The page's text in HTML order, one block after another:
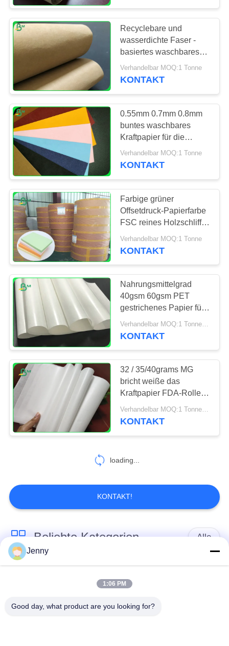
Offsetdruckpapier
Glanz-
Kunstdruckpapier
398
Unbeschichtetes
Papier Woodfree
261
SBS-Karton
338
473
Cad-Plotterpapier
Recyclebare und
wasserdichte Faser -
basiertes waschbares
Kraftpapier für Laptop-
Tasche
Verhandelbar MOQ:1 Tonne
KONTAKT
0.55mm 0.7mm 0.8mm
buntes waschbares
Kraftpapier für die
Versandtaschen-
Herstellung
Verhandelbar MOQ:1 Tonne
KONTAKT
Farbige grüner
Offsetdruck-Papierfarbe
FSC reines Holzschliff
70CM gekennzeichnet
100CM
Verhandelbar MOQ:1 Tonne
KONTAKT
Nahrungsmittelgrad
40gsm 60gsm PET
gestrichenes Papier für
Verpackenzimtstangen
Verhandelbar MOQ:1 Tonne für Sondergröße u. 10 Tonnen für Standardgröße
KONTAKT
32 / 35/40grams MG
bricht weiße das
Kraftpapier FDA-Rolle,
die für das Verpacken
verpackt ab
Verhandelbar MOQ:1 Tonne für Sondergröße
KONTAKT
loading...
KONTAKT!
Beliebte Kategorien Alle
Kraftpapierrolle
Jenny
1:06 PM
Good day, what product are you looking for?